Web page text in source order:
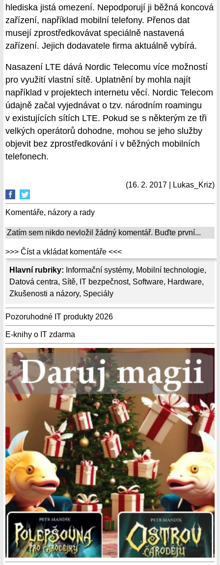
Hlavní rubriky: Informační systémy, Mobilní technologie,
Datová centra, Sítě, IT bezpečnost, Software, Hardware,
Zkušenosti a názory, Speciály
Pozoruhodné IT produkty 2026
E-knihy o IT zdarma
hlediska jistá omezení. Nepodporují ji běžná koncová
zařízení, například mobilní telefony. Přenos dat
musejí zprostředkovávat speciálně nastavená
zařízení. Jejich dodavatele firma aktuálně vybírá.
Nasazení LTE dává Nordic Telecomu více možností
pro využití vlastní sítě. Uplatnění by mohla najít
například v projektech internetu věcí. Nordic Telecom
údajně začal vyjednávat o tzv. národním roamingu
v existujících sítích LTE. Pokud se s některým ze tři
velkých operátorů dohodne, mohou se jeho služby
objevit bez zprostředkování i v běžných mobilních
telefonech.
(16. 2. 2017 | Lukas_Kriz)
Komentáře, názory a rady
Zatím sem nikdo nevložil žádný komentář. Buďte první...
>>> Číst a vkládat komentáře <<<